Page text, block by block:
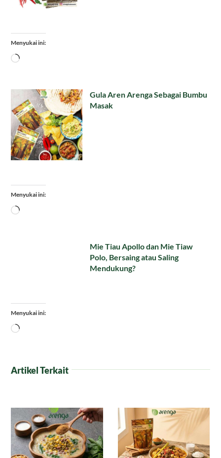
Menyukai ini:
Memuat...
Gula Aren Arenga Sebagai Bumbu
Masak
Menyukai ini:
Memuat...
Mie Tiau Apollo dan Mie Tiaw
Polo, Bersaing atau Saling
Mendukung?
Menyukai ini:
Memuat...
Artikel Terkait